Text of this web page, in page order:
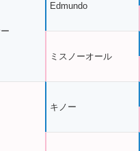
Edmundo
ミスノーオール
キノー